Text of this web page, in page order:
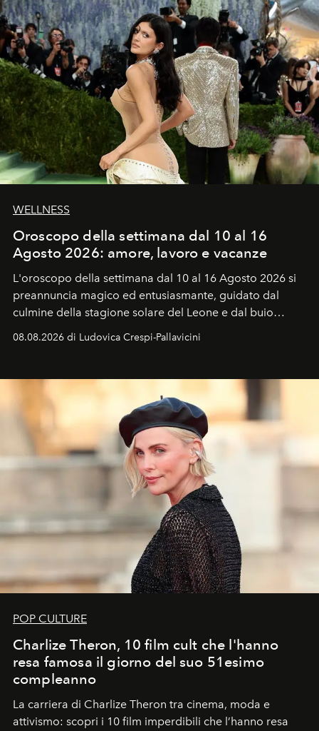
WELLNESS
Oroscopo della settimana dal 10 al 16
Agosto 2026: amore, lavoro e vacanze
L'oroscopo della settimana dal 10 al 16 Agosto 2026 si
preannuncia magico ed entusiasmante, guidato dal
culmine della stagione solare del Leone e dal buio
favorevole della Luna nuova in Leone del 12 agosto,
ideale per la notte delle Perseidi.
08.08.2026 di Ludovica Crespi-Pallavicini
POP CULTURE
Charlize Theron, 10 film cult che l'hanno
resa famosa il giorno del suo 51esimo
compleanno
La carriera di Charlize Theron tra cinema, moda e
attivismo: scopri i 10 film imperdibili che l’hanno resa